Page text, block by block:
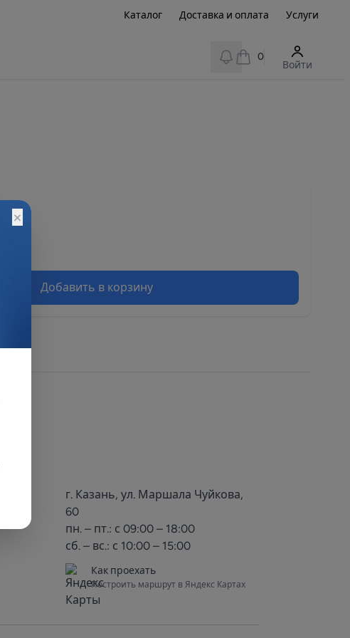
Каталог Доставка и оплата Услуги
View notifications
0
Войти
Добавить в корзину
г. Казань, ул. Маршала Чуйкова,
60
пн. – пт.: с 09:00 – 18:00
сб. – вс.: с 10:00 – 15:00
Как проехать
Построить маршрут в Яндекс Картах
×